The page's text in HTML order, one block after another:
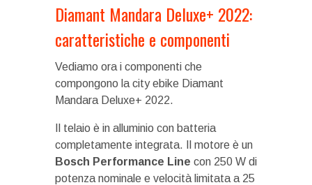
Diamant Mandara Deluxe+ 2022:
caratteristiche e componenti
Vediamo ora i componenti che
compongono la city ebike Diamant
Mandara Deluxe+ 2022.
Il telaio è in alluminio con batteria
completamente integrata. Il motore è un
Bosch Performance Line con 250 W di
potenza nominale e velocità limitata a 25